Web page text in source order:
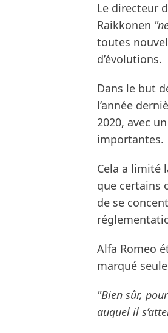
Le directeur
Raikkonen
toutes
d’évolutions.
Dans le but
l’année
2020, avec
importantes.
Cela a limité
que certains
de se
Alfa Romeo
marqué
"Bien sûr,
auquel il